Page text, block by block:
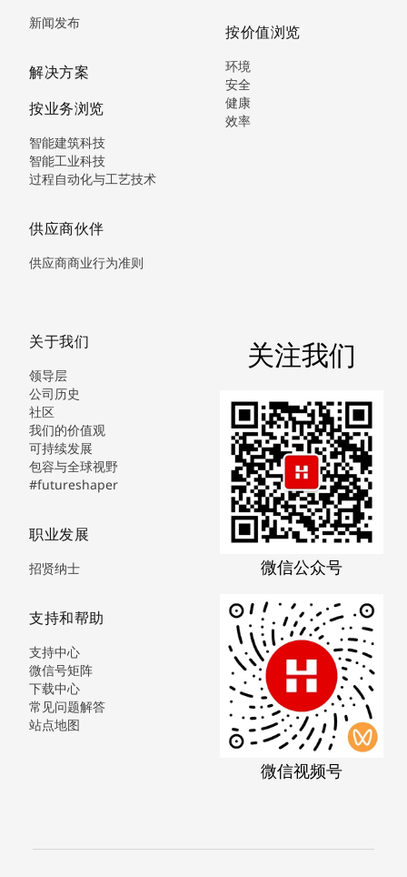
新闻发布
解决方案
按业务浏览
智能建筑科技
智能工业科技
过程自动化与工艺技术
供应商伙伴
供应商商业行为准则
按价值浏览
环境
安全
健康
效率
关于我们
领导层
公司历史
社区
我们的价值观
可持续发展
包容与全球视野
#futureshaper
职业发展
招贤纳士
支持和帮助
支持中心
微信号矩阵
下载中心
常见问题解答
站点地图
关注我们
微信公众号
微信视频号